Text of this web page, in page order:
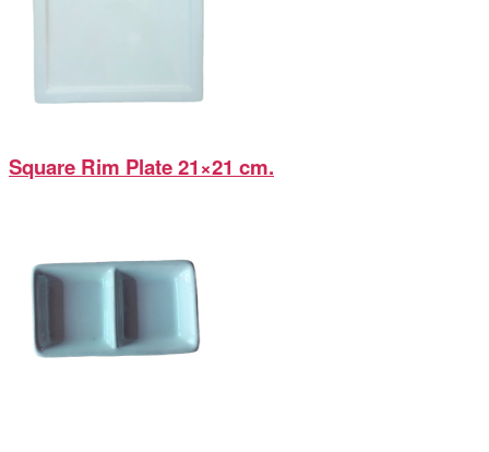
Square Rim Plate 21×21 cm.